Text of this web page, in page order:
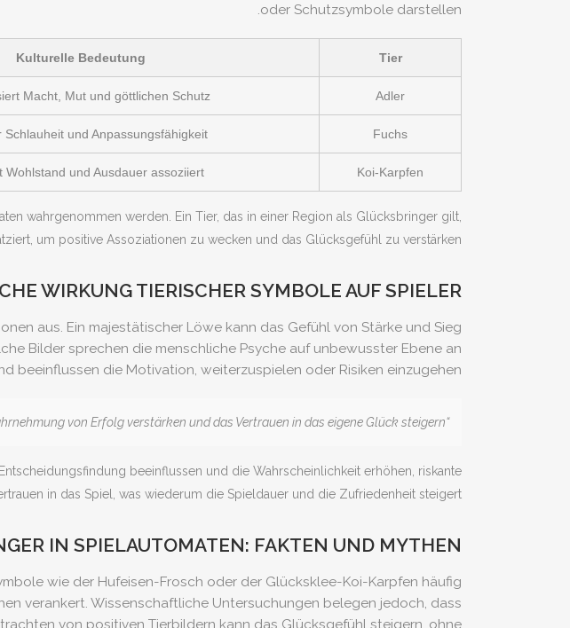
oder Schutzsymbole darstellen.
Tier
Kulturelle Bedeutung
Adler
Macht, Mut und göttlichen Schutz
Fuchs
Schlauheit und Anpassungsfähigkeit
Koi-Karpfen
Wohlstand und Ausdauer assoziiert
wahrgenommen werden. Ein Tier, das in einer Region als Glücksbringer gilt,
um positive Assoziationen zu wecken und das Glücksgefühl zu verstärken.
WIRKUNG TIERISCHER SYMBOLE AUF SPIELER
aus. Ein majestätischer Löwe kann das Gefühl von Stärke und Sieg
Bilder sprechen die menschliche Psyche auf unbewusster Ebene an
beeinflussen die Motivation, weiterzuspielen oder Risiken einzugehen.
“Emotionale Assoziationen mit Tiermotiven können die Wahrnehmung von Erfolg verstärken und das Vertrauen in das eigene Glück steigern.”
beeinflussen und die Wahrscheinlichkeit erhöhen, riskante
in das Spiel, was wiederum die Spieldauer und die Zufriedenheit steigert.
IN SPIELAUTOMATEN: FAKTEN UND MYTHEN
wie der Hufeisen-Frosch oder der Glücksklee-Koi-Karpfen häufig
verankert. Wissenschaftliche Untersuchungen belegen jedoch, dass
von positiven Tierbildern kann das Glücksgefühl steigern, ohne